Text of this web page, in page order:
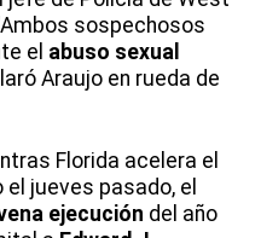
sospechosos
el abuso sexual
Araujo en rueda de
Florida acelera el
jueves pasado, el
ejecución del año